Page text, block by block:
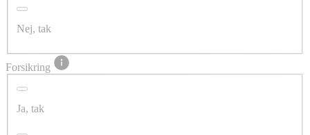
Nej, tak
Forsikring
Ja, tak